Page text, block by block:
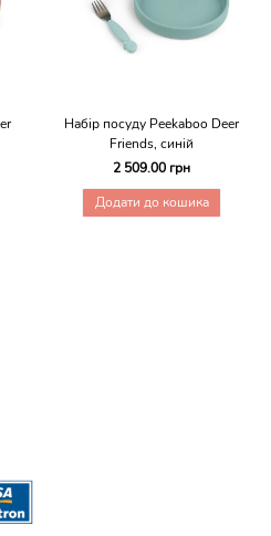
Набір посуду Peekaboo Deer
Friends, синій
2 509.00 грн
Додати до кошика